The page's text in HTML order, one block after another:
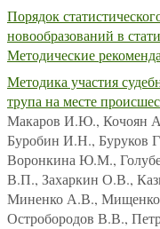
Порядок
новообразований в
Методические
Методика участия
трупа на месте
Макаров И.Ю., Кочоян
Буробин И.Н.,
Воронкина Ю.М.,
В.П., Захаркин О.В.,
Миненко А.В.,
Остробородов В.В.,